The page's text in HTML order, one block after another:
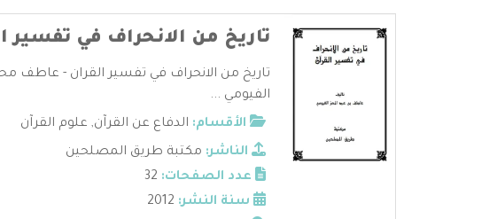
تاريخ من الانحراف في تفسير
تاريخ من الانحراف في تفسير القران - عاطف
الفيومي ...
الأقسام: الدفاع عن القرآن, علوم القرآن
الناشر: مكتبة طريق المصلحين
عدد الصفحات:
سنة النشر: